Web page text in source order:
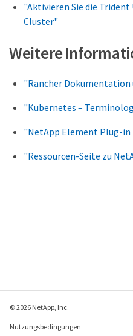
"Aktivieren Sie die
Cluster"
Weitere
"Rancher
"Kubernetes –
"NetApp Element Plug-in
"Ressourcen-Seite zu
© 2026 NetApp, Inc.
Nutzungsbedingungen